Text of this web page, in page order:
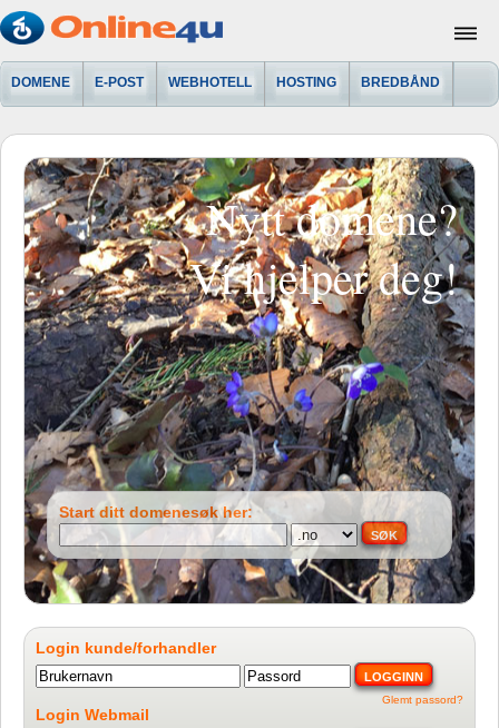
DOMENE E-POST WEBHOTELL HOSTING BREDBÅND
Nytt domene?
Vi hjelper deg!
Start ditt domenesøk her:
SØK
Login kunde/forhandler
LOGGINN
Glemt passord?
Login Webmail